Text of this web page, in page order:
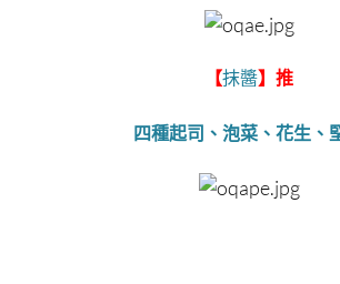
【抹醬】推
四種起司、泡菜、花生、